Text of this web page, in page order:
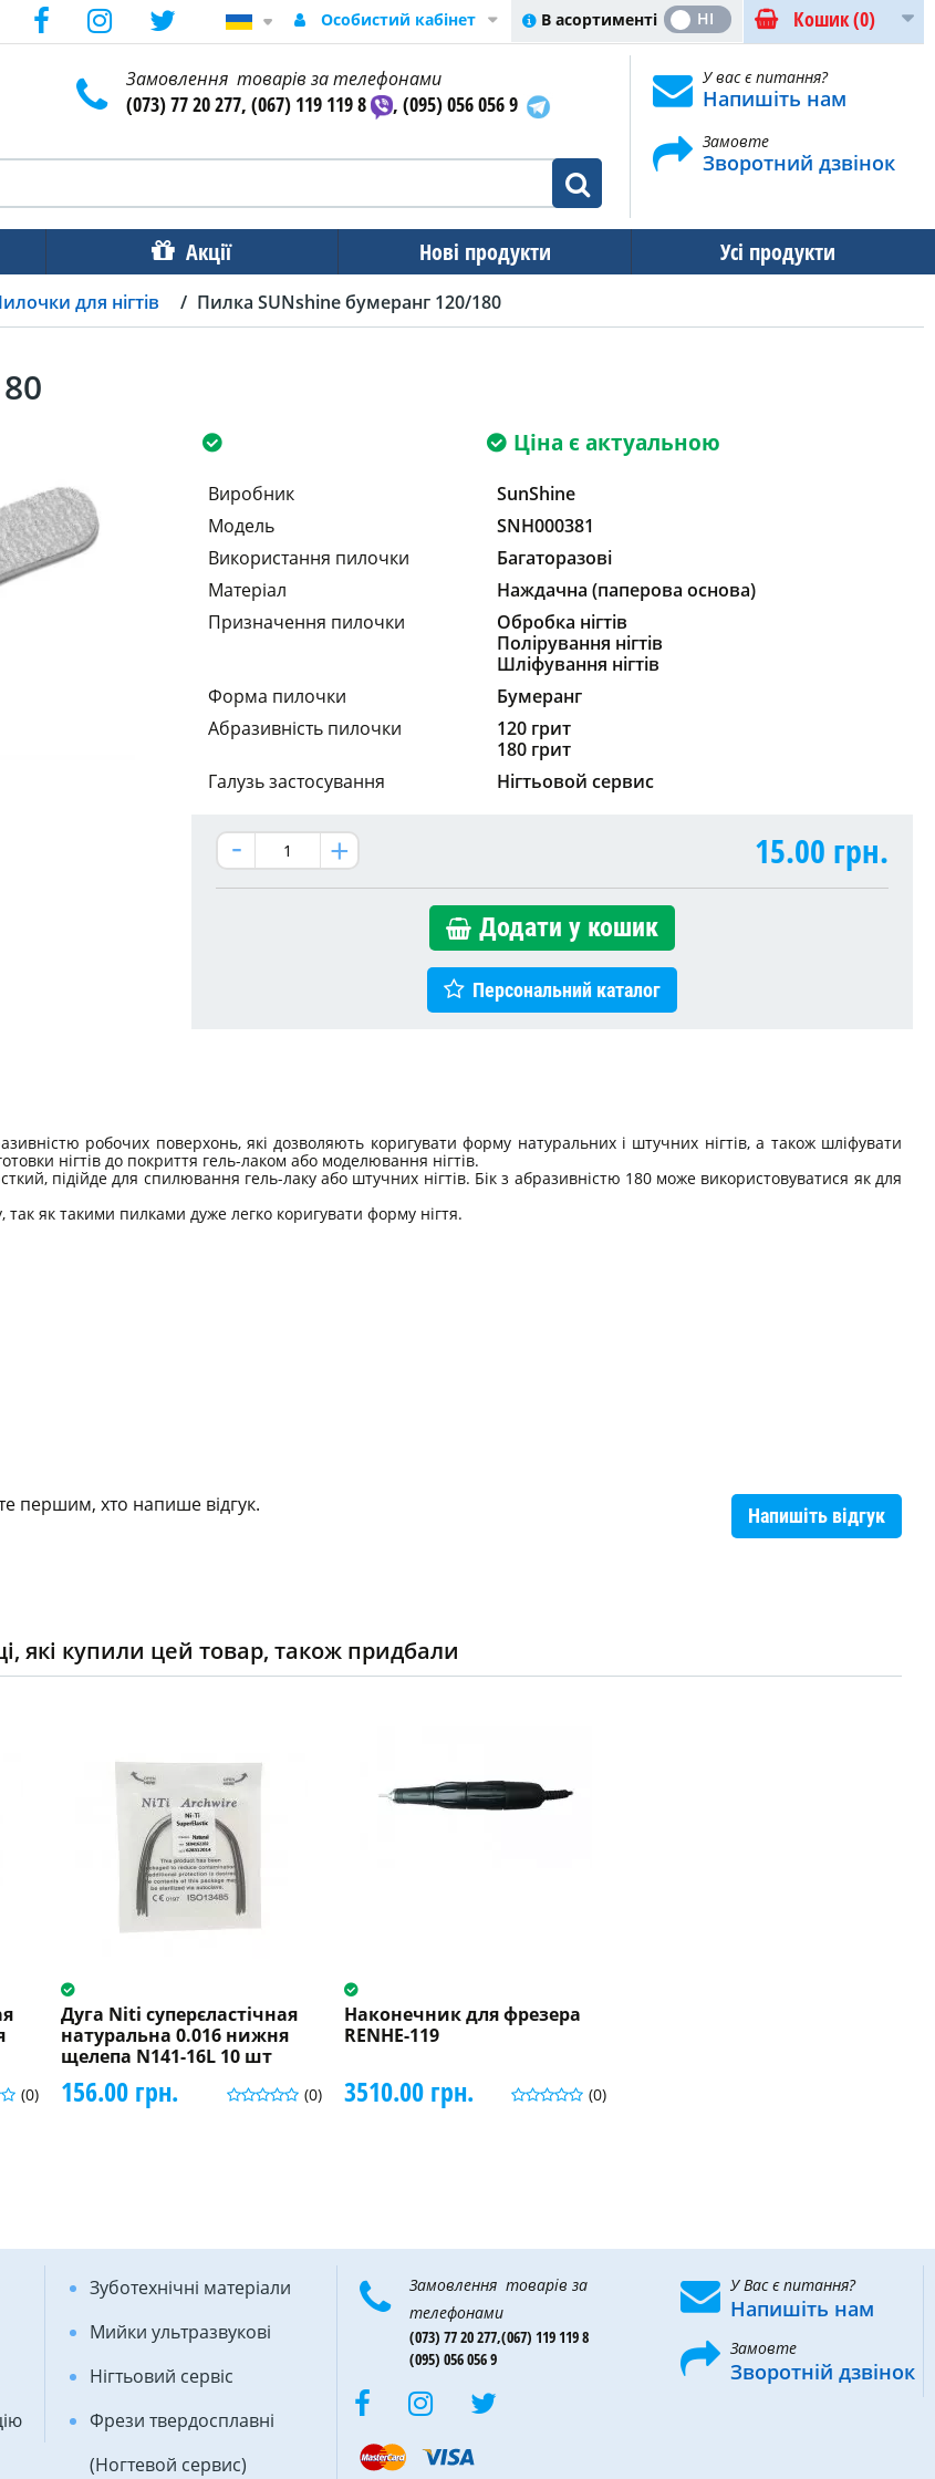
Кошик(0)
В асортименті
ТАК НІ
Особистий кабінет
Замовлення товарів за телефонами
(073) 77 20 277, (067) 119 119 8 , (095) 056 056 9
У вас є питання?
Напишіть нам
Замовте
Зворотний дзвінок
Акції Нові продукти Усі продукти
для нігтів Пилка SUNshine бумеранг 120/180
Ціна є актуальною
Виробник
SunShine
Модель
SNH000381
Використання пилочки
Багаторазові
Матеріал
Наждачна (паперова основа)
Призначення пилочки
Обробка нігтів
Полірування нігтів
Шліфування нігтів
Форма пилочки
Бумеранг
Абразивність пилочки
120 грит
180 грит
Галузь застосування
Нігтьовой сервис
15.00 грн.
Додати у кошик
Персональний каталог
робочих поверхонь, які дозволяють коригувати форму натуральних і штучних нігтів, а також шліфувати
нігтів до покриття гель-лаком або моделювання нігтів.
підійде для спилювання гель-лаку або штучних нігтів. Бік з абразивністю 180 може використовуватися як для
як такими пилками дуже легко коригувати форму нігтя.
Напишіть відгук
першим, хто напише відгук.
які купили цей товар, також придбали
(0)
Дуга Niti суперєластічная
натуральна 0.016 нижня
щелепа N141-16L 10 шт
(0)
156.00 грн.
Наконечник для фрезера
RENHE-119
(0)
3510.00 грн.
Зуботехнічні матеріали
Мийки ультразвукові
Нігтьовий сервіс
Фрези твердосплавні
(Ногтевой сервис)
Замовлення товарів за
телефонами
(073) 77 20 277,(067) 119 119 8
(095) 056 056 9
У Вас є питання?
Напишіть нам
Замовте
Зворотній дзвінок